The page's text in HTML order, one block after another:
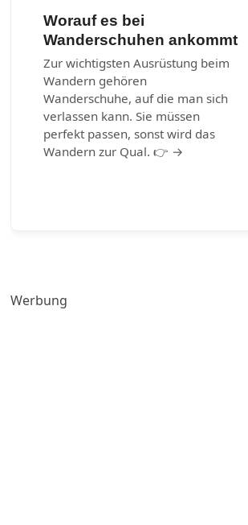
Worauf es bei
Wanderschuhen ankommt
Zur wichtigsten Ausrüstung beim
Wandern gehören
Wanderschuhe, auf die man sich
verlassen kann. Sie müssen
perfekt passen, sonst wird das
Wandern zur Qual. 👉 →
Werbung